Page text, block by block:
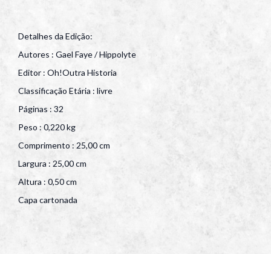
Detalhes da Edição:
Autores : Gael Faye / Hippolyte
Editor : Oh!Outra Historia
Classificação Etária : livre
Páginas : 32
Peso : 0,220 kg
Comprimento : 25,00 cm
Largura : 25,00 cm
Altura : 0,50 cm
Capa cartonada